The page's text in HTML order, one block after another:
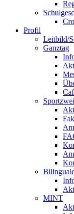
Profil
Leitbild/
Ganztag
MINT